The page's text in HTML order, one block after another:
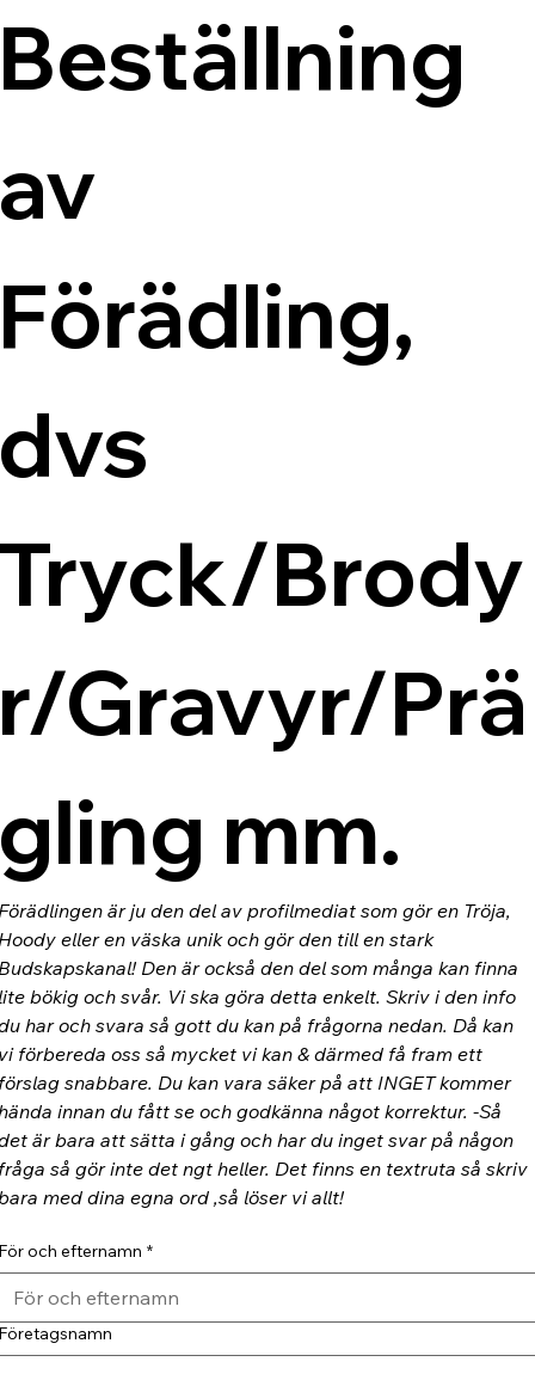
Brody
Gravyr/Prä
mm.
är ju den del av profilmediat som gör en Tröja,
eller en väska unik och gör den till en stark
Den är också den del som många kan finna
bökig och svår. Vi ska göra detta enkelt. Skriv i den info
har och svara så gott du kan på frågorna nedan. Då kan
förbereda oss så mycket vi kan & därmed få fram ett
snabbare. Du kan vara säker på att INGET kommer
innan du fått se och godkänna något korrektur. -Så
är bara att sätta i gång och har du inget svar på någon
så gör inte det ngt heller. Det finns en textruta så skriv
med dina egna ord ,så löser vi allt!
och efternamn *